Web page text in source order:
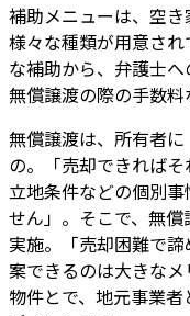
補助メニューは、空き
様々な種類が用意さ
な補助から、弁護士へ
無償譲渡の際の手数料
無償譲渡は、所有者
の。「売却できれば
立地条件などの個別
せん」。そこで、無
実施。「売却困難で
案できるのは大きな
物件とで、地元事業